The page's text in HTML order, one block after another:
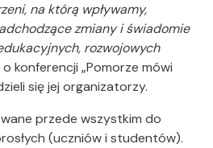
na którą wpływamy,
zmiany i świadomie
rozwojowych
konferencji „Pomorze mówi
się jej organizatorzy.
przede wszystkim do
(uczniów i studentów).